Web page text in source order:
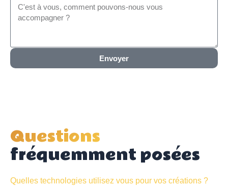
Envoyer
Questions
fréquemment posées
Quelles technologies utilisez vous pour vos créations ?